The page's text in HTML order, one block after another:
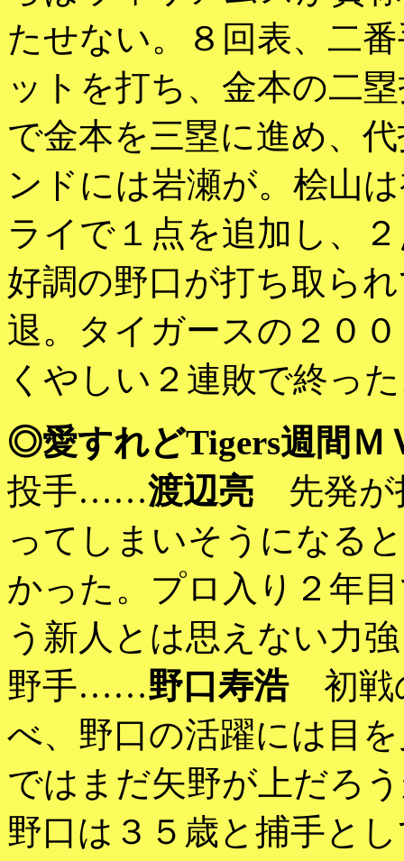
たせない。８回表、二
ットを打ち、金本の二
で金本を三塁に進め、
ンドには岩瀬が。桧山
ライで１点を追加し、
好調の野口が打ち取ら
退。タイガースの２０
くやしい２連敗で終っ
◎愛すれどTigers週間Ｍ
投手……渡辺亮 先発が
ってしまいそうになる
かった。プロ入り２年
う新人とは思えない力
野手……野口寿浩初戦
べ、野口の活躍には目
ではまだ矢野が上だろ
野口は３５歳と捕手と